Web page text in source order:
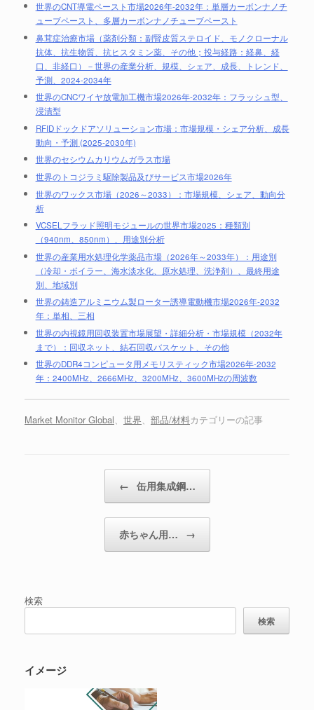
世界のCNT導電ペースト市場2026年-2032年：単層カーボンナノチ
ューブペースト、多層カーボンナノチューブペースト
鼻茸症治療市場（薬剤分類：副腎皮質ステロイド、モノクローナル
抗体、抗生物質、抗ヒスタミン薬、その他；投与経路：経鼻、経
口、非経口）－世界の産業分析、規模、シェア、成長、トレンド、
予測、2024-2034年
世界のCNCワイヤ放電加工機市場2026年-2032年：フラッシュ型、
浸漬型
RFIDドックドアソリューション市場：市場規模・シェア分析、成長
動向・予測 (2025-2030年)
世界のセシウムカリウムガラス市場
世界のトコジラミ駆除製品及びサービス市場2026年
世界のワックス市場（2026～2033）：市場規模、シェア、動向分
析
VCSELフラッド照明モジュールの世界市場2025：種類別
（940nm、850nm）、用途別分析
世界の産業用水処理化学薬品市場（2026年～2033年）：用途別
（冷却・ボイラー、海水淡水化、原水処理、洗浄剤）、最終用途
別、地域別
世界の鋳造アルミニウム製ローター誘導電動機市場2026年-2032
年：単相、三相
世界の内視鏡用回収装置市場展望・詳細分析・市場規模（2032年
まで）：回収ネット、結石回収バスケット、その他
世界のDDR4コンピュータ用メモリスティック市場2026年-2032
年：2400MHz、2666MHz、3200MHz、3600MHzの周波数
Market Monitor Global、 世界、 部品/材料カテゴリーの記事
← 缶用集成鋼…
赤ちゃん用… →
検索
検索
イメージ